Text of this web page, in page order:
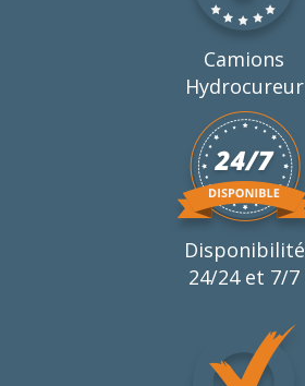
Camions
Hydrocureur
Disponibilité
24/24 et 7/7